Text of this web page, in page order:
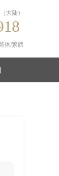
（大陆）
体/繁體